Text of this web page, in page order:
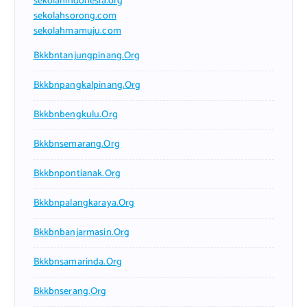
sekolahsorong.com
sekolahmamuju.com
Bkkbntanjungpinang.org
Bkkbnpangkalpinang.org
Bkkbnbengkulu.org
Bkkbnsemarang.org
Bkkbnpontianak.org
Bkkbnpalangkaraya.org
Bkkbnbanjarmasin.org
Bkkbnsamarinda.org
Bkkbnserang.org